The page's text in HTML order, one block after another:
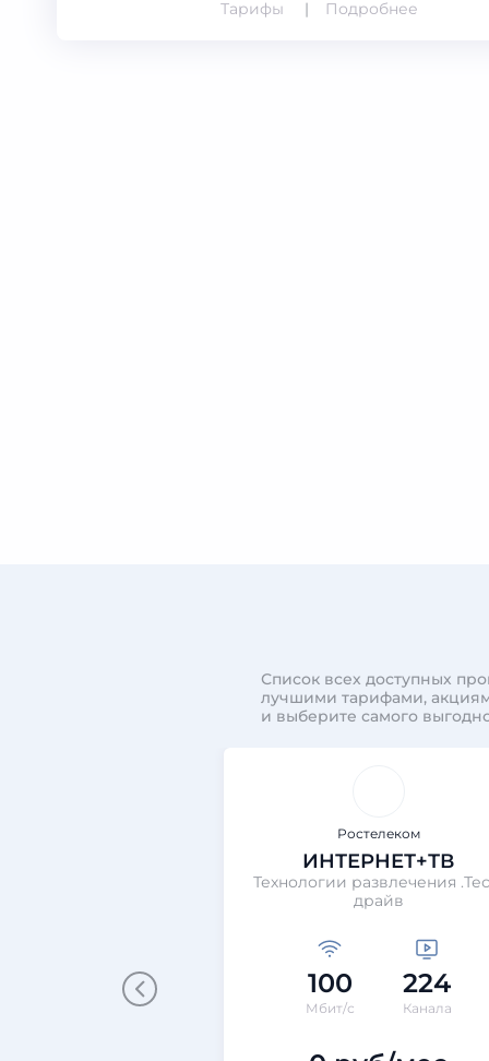
Тарифы Подробнее
Список всех доступных
лучшими тарифами,
и выберите самого
Ростелеком
ИНТЕРНЕТ+ТВ
Технологии развлечения
драйв
100
Мбит/с
224
Канала